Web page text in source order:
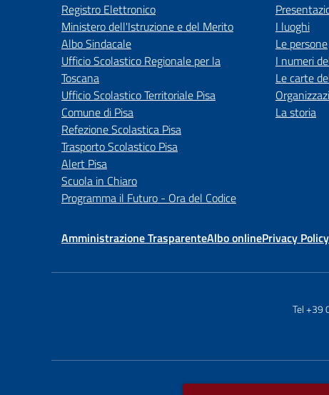
Registro Elettronico
Ministero dell'Istruzione e del Merito
Albo Sindacale
Ufficio Scolastico Regionale per la
Toscana
Ufficio Scolastico Territoriale Pisa
Comune di Pisa
Refezione Scolastica Pisa
Trasporto Scolastico Pisa
Alert Pisa
Scuola in Chiaro
Programma il Futuro - Ora del Codice
I luoghi
Le persone
I numeri
Le carte
La storia
Amministrazione TrasparenteAlbo onlinePrivacy Policy
Tel +39